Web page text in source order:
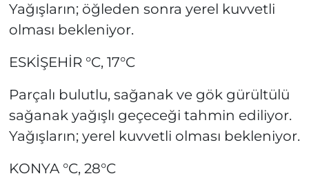
Yağışların; öğleden sonra yerel kuvvetli
olması bekleniyor.
ESKİŞEHİR °C, 17°C
Parçalı bulutlu, sağanak ve gök gürültülü
sağanak yağışlı geçeceği tahmin ediliyor.
Yağışların; yerel kuvvetli olması bekleniyor.
KONYA °C, 28°C